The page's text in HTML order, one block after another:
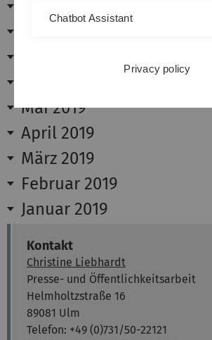
Mai 2019
April 2019
März 2019
Februar 2019
Januar 2019
Kontakt
Christine Liebhardt
Presse- und Öffentlichkeitsarbeit
Helmholtzstraße 16
89081 Ulm
Telefon: +49 (0)731/50-22121
Chatbot Assistant
Privacy policy